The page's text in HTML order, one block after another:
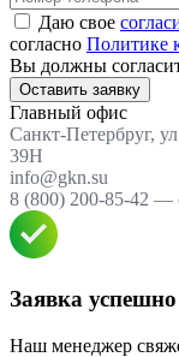
Даю свое
согласно Политике
Вы должны
Оставить заявку
Главный офис
Санкт-Петербруг,
39Н
info@gkn.su
8 (800) 200-85-42 —
Заявка
Наш менеджер